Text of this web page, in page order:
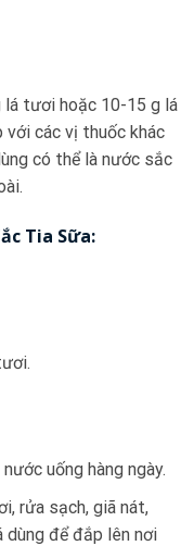
lá tươi hoặc 10-15 g lá
với các vị thuốc khác
có thể là nước sắc
Tia Sữa:
uống hàng ngày.
rửa sạch, giã nát,
dùng để đắp lên nơi